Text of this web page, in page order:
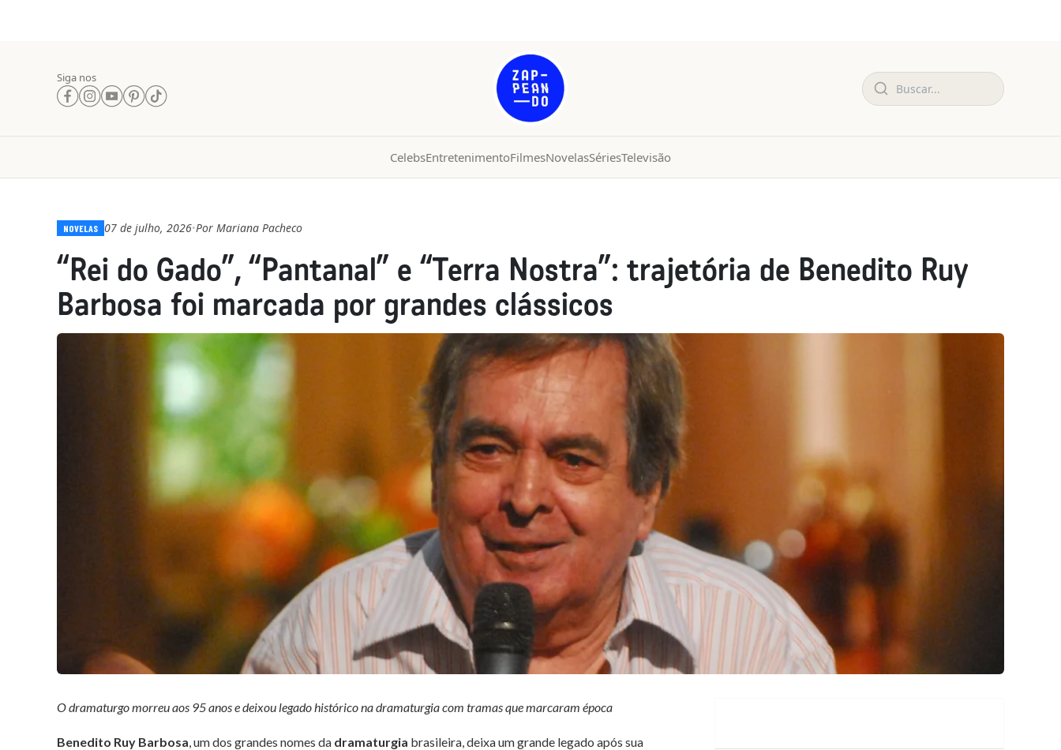
Siga nos
CelebsEntretenimentoFilmesNovelasSériesTelevisão
NOVELAS 07 de julho, 2026•Por Mariana Pacheco
“Rei do Gado”, “Pantanal” e “Terra Nostra”: trajetória de Benedito Ruy
Barbosa foi marcada por grandes clássicos
O dramaturgo morreu aos 95 anos e deixou legado histórico na dramaturgia com tramas que marcaram época
Benedito Ruy Barbosa , um dos grandes nomes da dramaturgia brasileira, deixa um grande legado após sua